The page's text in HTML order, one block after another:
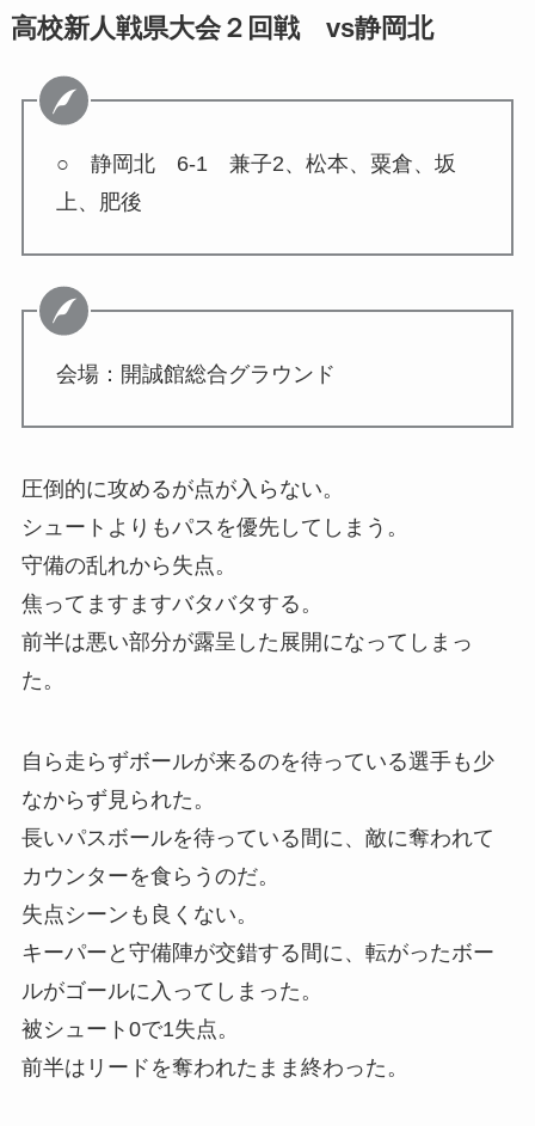
高校新人戦県大会２回戦 vs静岡北
○ 静岡北 6-1 兼子2、松本、粟倉、坂
上、肥後
会場：開誠館総合グラウンド
圧倒的に攻めるが点が入らない。
シュートよりもパスを優先してしまう。
守備の乱れから失点。
焦ってますますバタバタする。
前半は悪い部分が露呈した展開になってしまっ
た。
自ら走らずボールが来るのを待っている選手も少
なからず見られた。
長いパスボールを待っている間に、敵に奪われて
カウンターを食らうのだ。
失点シーンも良くない。
キーパーと守備陣が交錯する間に、転がったボー
ルがゴールに入ってしまった。
被シュート0で1失点。
前半はリードを奪われたまま終わった。